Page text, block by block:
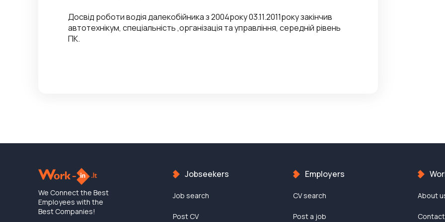
Досвід роботи водія далекобійника з 2004року 03.11.2011року закінчив
автотехнікум, спеціальність ,організація та управління, середній рівень
ПК.
We Connect the Best
Employees with the
Best Companies!
Jobseekers
Job search
Post CV
Employers
CV search
Post a job
About